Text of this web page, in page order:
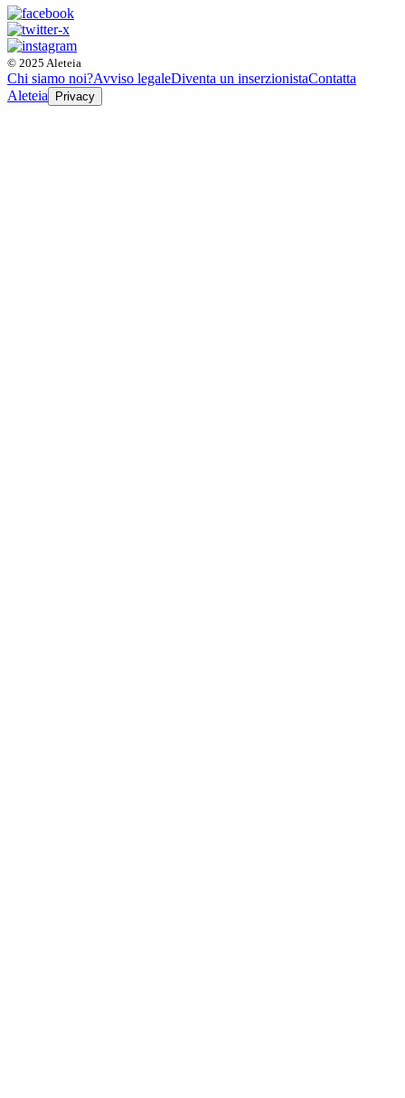
© 2025 Aleteia
Chi siamo noi?Avviso legaleDiventa un inserzionistaContatta
Aleteia
Privacy